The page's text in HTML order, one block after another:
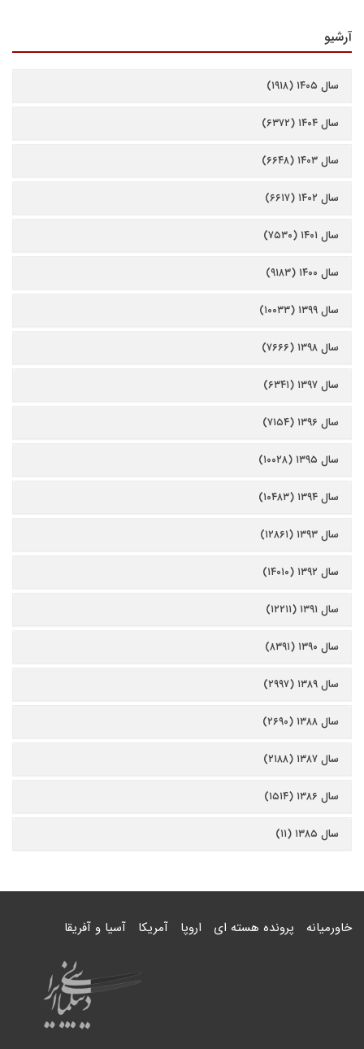
آرشیو
سال ۱۴۰۵ (۱۹۱۸)
سال ۱۴۰۴ (۶۳۷۲)
سال ۱۴۰۳ (۶۶۴۸)
سال ۱۴۰۲ (۶۶۱۷)
سال ۱۴۰۱ (۷۵۳۰)
سال ۱۴۰۰ (۹۱۸۳)
سال ۱۳۹۹ (۱۰۰۳۳)
سال ۱۳۹۸ (۷۶۶۶)
سال ۱۳۹۷ (۶۳۴۱)
سال ۱۳۹۶ (۷۱۵۴)
سال ۱۳۹۵ (۱۰۰۲۸)
سال ۱۳۹۴ (۱۰۴۸۳)
سال ۱۳۹۳ (۱۲۸۶۱)
سال ۱۳۹۲ (۱۴۰۱۰)
سال ۱۳۹۱ (۱۲۲۱۱)
سال ۱۳۹۰ (۸۳۹۱)
سال ۱۳۸۹ (۲۹۹۷)
سال ۱۳۸۸ (۲۶۹۰)
سال ۱۳۸۷ (۲۱۸۸)
سال ۱۳۸۶ (۱۵۱۴)
سال ۱۳۸۵ (۱۱)
خاورمیانه پرونده هسته ای اروپا آمریکا آسیا و آفریقا